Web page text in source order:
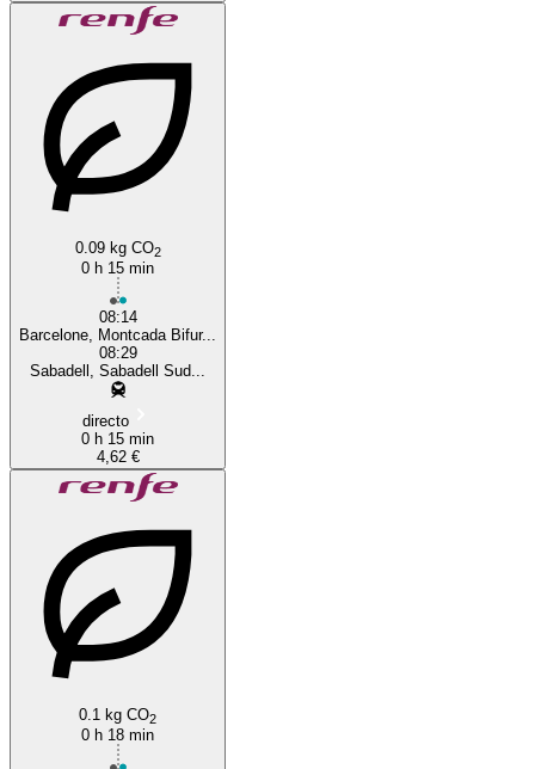
0.09 kg CO2
0 h 15 min
08:14
Barcelone, Montcada Bifur...
08:29
Sabadell, Sabadell Sud...
directo
0 h 15 min
4,62 €
0.1 kg CO2
0 h 18 min